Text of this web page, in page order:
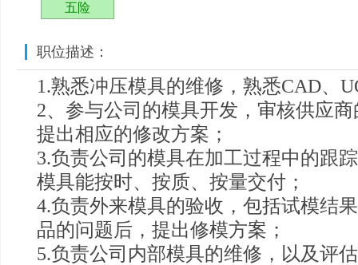
五险
职位描述：
1.熟悉冲压模具的维修，熟悉CAD、
2、参与公司的模具开发，审核供应
提出相应的修改方案；
3.负责公司的模具在加工过程中的跟
模具能按时、按质、按量交付；
4.负责外来模具的验收，包括试模结
品的问题后，提出修模方案；
5.负责公司内部模具的维修，以及评